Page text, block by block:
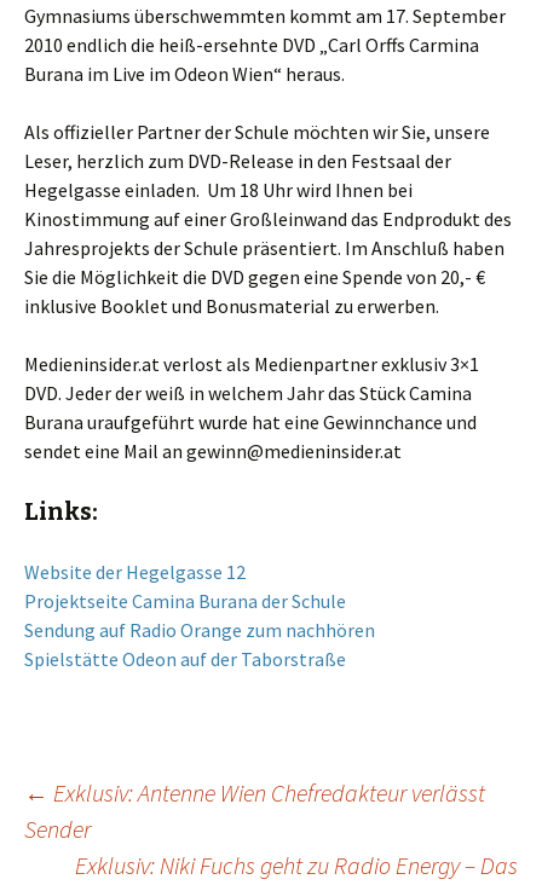
Gymnasiums überschwemmten kommt am 17. September
2010 endlich die heiß-ersehnte DVD „Carl Orffs Carmina
Burana im Live im Odeon Wien“ heraus.
Als offizieller Partner der Schule möchten wir Sie, unsere
Leser, herzlich zum DVD-Release in den Festsaal der
Hegelgasse einladen. Um 18 Uhr wird Ihnen bei
Kinostimmung auf einer Großleinwand das Endprodukt des
Jahresprojekts der Schule präsentiert. Im Anschluß haben
Sie die Möglichkeit die DVD gegen eine Spende von 20,- €
inklusive Booklet und Bonusmaterial zu erwerben.
Medieninsider.at verlost als Medienpartner exklusiv 3×1
DVD. Jeder der weiß in welchem Jahr das Stück Camina
Burana uraufgeführt wurde hat eine Gewinnchance und
sendet eine Mail an gewinn@medieninsider.at
Links:
Website der Hegelgasse 12
Projektseite Camina Burana der Schule
Sendung auf Radio Orange zum nachhören
Spielstätte Odeon auf der Taborstraße
Beitrags-
← Exklusiv: Antenne Wien Chefredakteur verlässt
Sender
Exklusiv: Niki Fuchs geht zu Radio Energy – Das